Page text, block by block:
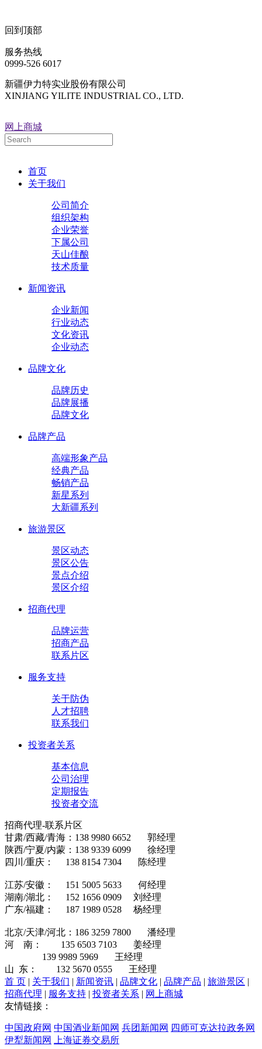
回到顶部
服务热线
0999-526 6017
新疆伊力特实业股份有限公司
XINJIANG YILITE INDUSTRIAL CO., LTD.
网上商城
首页
关于我们
公司简介
组织架构
企业荣誉
下属公司
天山佳酿
技术质量
新闻资讯
企业新闻
行业动态
文化资讯
企业动态
品牌文化
品牌历史
品牌展播
品牌文化
品牌产品
高端形象产品
经典产品
畅销产品
新星系列
大新疆系列
旅游景区
景区动态
景区公告
景点介绍
景区介绍
招商代理
品牌运营
招商产品
联系片区
服务支持
关于防伪
人才招聘
联系我们
投资者关系
基本信息
公司治理
定期报告
投资者交流
招商代理-联系片区
甘肃/西藏/青海：138 9980 6652 郭经理
陕西/宁夏/内蒙：138 9339 6099 徐经理
四川/重庆： 138 8154 7304 陈经理
江苏/安徽： 151 5005 5633 何经理
湖南/湖北： 152 1656 0909 刘经理
广东/福建： 187 1989 0528 杨经理
北京/天津/河北：186 3259 7800 潘经理
河 南： 135 6503 7103 姜经理
139 9989 5969 王经理
山 东： 132 5670 0555 王经理
首 页 | 关于我们 | 新闻资讯 | 品牌文化 | 品牌产品 | 旅游景区 |
招商代理 | 服务支持 | 投资者关系 | 网上商城
友情链接：
中国政府网 中国酒业新闻网 兵团新闻网 四师可克达拉政务网
伊犁新闻网
上海证券交易所